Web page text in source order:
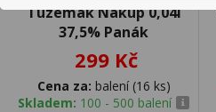
Tuzemák Nakup 0,04l
37,5% Panák
299 Kč
Cena za: balení (16 ks)
Skladem: 100 - 500 balení